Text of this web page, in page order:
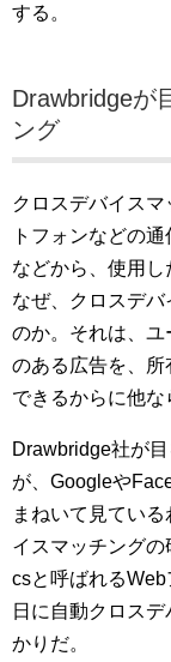
する。
Drawbridgeが
ング
クロスデバイス
トフォンなどの
などから、使用し
なぜ、クロスデ
のか。それは、
のある広告を、所
できるからに他な
Drawbridge社が
が、Googleや
まねいて見てい
イスマッチング
csと呼ばれる
日に自動クロス
かりだ。